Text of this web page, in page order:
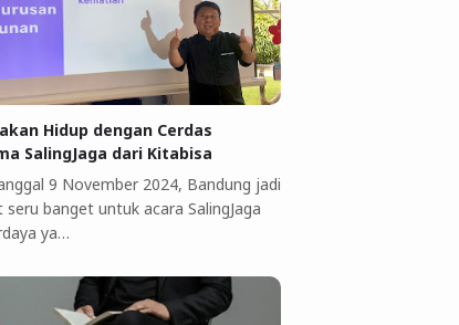
Hidup dengan Cerdas
SalingJaga dari Kitabisa
9 November 2024, Bandung jadi
banget untuk acara SalingJaga
ya…